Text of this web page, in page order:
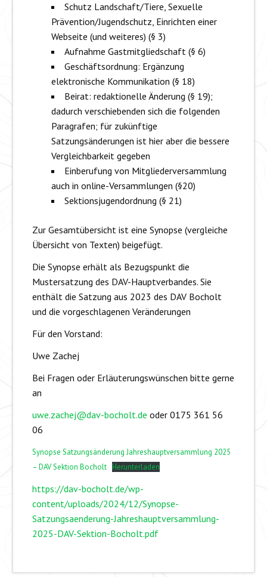
Schutz Landschaft/Tiere, Sexuelle
Prävention/Jugendschutz, Einrichten einer
Webseite (und weiteres) (§ 3)
Aufnahme Gastmitgliedschaft (§ 6)
Geschäftsordnung: Ergänzung
elektronische Kommunikation (§ 18)
Beirat: redaktionelle Änderung (§ 19);
dadurch verschiebenden sich die folgenden
Paragrafen; für zukünftige
Satzungsänderungen ist hier aber die bessere
Vergleichbarkeit gegeben
Einberufung von Mitgliederversammlung
auch in online-Versammlungen (§20)
Sektionsjugendordnung (§ 21)
Zur Gesamtübersicht ist eine Synopse (vergleiche
Übersicht von Texten) beigefügt.
Die Synopse erhält als Bezugspunkt die
Mustersatzung des DAV-Hauptverbandes. Sie
enthält die Satzung aus 2023 des DAV Bocholt
und die vorgeschlagenen Veränderungen
Für den Vorstand:
Uwe Zachej
Bei Fragen oder Erläuterungswünschen bitte gerne
an
uwe.zachej@dav-bocholt.de oder 0175 361 56
06
Synopse Satzungsänderung Jahreshauptversammlung 2025
– DAV Sektion Bocholt
Herunterladen
https://dav-bocholt.de/wp-
content/uploads/2024/12/Synopse-
Satzungsaenderung-Jahreshauptversammlung-
2025-DAV-Sektion-Bocholt.pdf